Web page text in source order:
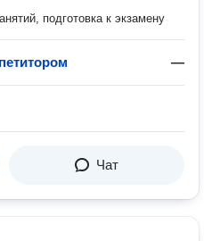
подготовка к экзамену
—
Чат